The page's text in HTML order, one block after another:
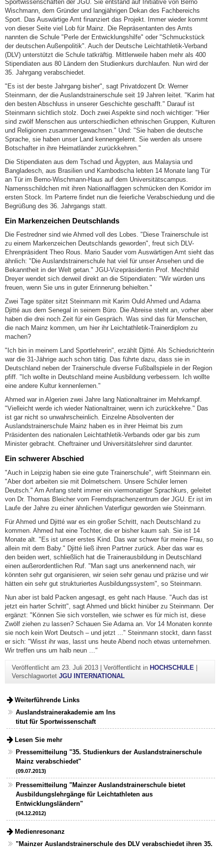
Sportwissenschaften der JGU. Sie entstand auf Initiative von Berno
Wischmann, dem Gründer und langjährigen Dekan des Fachbereichs
Sport. Das Auswärtige Amt finanziert das Projekt. Immer wieder kommt
von dieser Seite viel Lob für Mainz. Die Repräsentanten des Amts
nannten die Schule "Perle der Entwicklungshilfe" oder "Schmuckstück
der deutschen Außenpolitik". Auch der Deutsche Leichtathletik-Verband
(DLV) unterstützt die Schule tatkräftig. Mittlerweile haben mehr als 400
Stipendiaten aus 80 Ländern den Studienkurs durchlaufen. Nun wird der
35. Jahrgang verabschiedet.
"Es ist der beste Jahrgang bisher", sagt Privatdozent Dr. Werner
Steinmann, der die Auslandstrainerschule seit 19 Jahren leitet. "Karim hat
den besten Abschluss in unserer Geschichte geschafft." Darauf ist
Steinmann sichtlich stolz. Doch zwei Aspekte sind noch wichtiger: "Hier
sind zwölf Menschen aus unterschiedlichen ethnischen Gruppen, Kulturen
und Religionen zusammengewachsen." Und: "Sie haben die deutsche
Sprache, sie haben unser Land kennengelernt. Sie werden als unsere
Botschafter in ihre Heimatländer zurückkehren."
Die Stipendiaten aus dem Tschad und Ägypten, aus Malaysia und
Bangladesch, aus Brasilien und Kambodscha lebten 14 Monate lang Tür
an Tür im Berno-Wischmann-Haus auf dem Universitätscampus.
Namensschildchen mit ihren Nationalflaggen schmücken den Korridor im
ersten Stock. Im Parterre findet nun die feierliche Verabschiedung und die
Begrüßung des 36. Jahrgangs statt.
Ein Markenzeichen Deutschlands
Die Festredner sind wie Ahmed voll des Lobes. "Diese Trainerschule ist
zu einem Markenzeichen Deutschlands geworden", freut sich DLV-
Ehrenpräsident Theo Rous. Mario Sauder vom Auswärtigen Amt sieht das
ähnlich: "Die Auslandstrainerschule hat viel für unser Ansehen und die
Bekanntheit in der Welt getan." JGU-Vizepräsidentin Prof. Mechthild
Dreyer wendet sich derweil direkt an die Stipendiaten: "Wir würden uns
freuen, wenn Sie uns in guter Erinnerung behielten."
Zwei Tage später sitzt Steinmann mit Karim Ould Ahmed und Adama
Djitté aus dem Senegal in seinem Büro. Die Abreise steht an, vorher aber
haben die drei noch Zeit für ein Gespräch. Was sind das für Menschen,
die nach Mainz kommen, um hier ihr Leichtathletik-Trainerdiplom zu
machen?
"Ich bin in meinem Land Sportlehrerin", erzählt Djitté. Als Schiedsrichterin
war die 31-Jährige auch schon tätig. Das führte dazu, dass sie in
Deutschland neben der Trainerschule diverse Fußballspiele in der Region
pfiff. "Ich wollte in Deutschland meine Ausbildung verbessern. Ich wollte
eine andere Kultur kennenlernen."
Ahmed war in Algerien zwei Jahre lang Nationaltrainer im Mehrkampf.
"Vielleicht werde ich wieder Nationaltrainer, wenn ich zurückkehre." Das
ist gar nicht so unwahrscheinlich. Einzelne Absolventen der
Auslandstrainerschule Mainz haben es in ihrer Heimat bis zum
Präsidenten des nationalen Leichtathletik-Verbands oder gar bis zum
Minister gebracht. Cheftrainer und Universitätslehrer sind darunter.
Ein schwerer Abschied
"Auch in Leipzig haben sie eine gute Trainerschule", wirft Steinmann ein.
"Aber dort arbeiten sie mit Dolmetschern. Unsere Schüler lernen
Deutsch." Am Anfang steht immer ein viermonatiger Sprachkurs, geleitet
von Dr. Thomas Bleicher vom Fremdsprachenzentrum der JGU. Er ist im
Laufe der Jahre zu einer ähnlichen Vaterfigur geworden wie Steinmann.
Für Ahmed und Djitté war es ein großer Schritt, nach Deutschland zu
kommen. Ahmed hat eine Tochter, die er bisher kaum sah. Sie ist 14
Monate alt. "Es ist unser erstes Kind. Das war schwer für meine Frau, so
allein mit dem Baby." Djitté ließ ihren Partner zurück. Aber das war es
den beiden wert, schließlich hat die Trainerausbildung in Deutschland
einen außerordentlichen Ruf. "Man sagt uns anerkennend nach, wir
könnten sehr gut organisieren, wir seien sehr genau und präzise und wir
hätten ein sehr gut strukturiertes Ausbildungssystem", so Steinmann.
Nun aber ist bald Packen angesagt, es geht nach Hause. "Auch das ist
jetzt ein harter Schritt", sagt Ahmed und blickt hinüber zu Steinmann. Der
ergänzt: "Können Sie sich vorstellen, wie schwer es für mich ist, diese
Zwölf ziehen zu lassen? Schauen Sie Adama an. Vor 14 Monaten konnte
sie noch kein Wort Deutsch – und jetzt ..." Steinmann stockt, dann fasst
er sich: "Wisst ihr was, lasst uns heute Abend noch etwas unternehmen.
Wir treffen uns um halb neun …"
Veröffentlicht am 23. Juli 2013| Veröffentlicht in HOCHSCHULE|
Verschlagwortet JGU INTERNATIONAL
Weiterführende Links
Auslandstrainerakademie am Ins
titut für Sportwissenschaft
Lesen Sie mehr
Pressemitteilung "35. Studienkurs der Auslandstrainerschule
Mainz verabschiedet"
(09.07.2013)
Pressemitteilung "Mainzer Auslandstrainerschule bietet
Ausbildungslehrgänge für Leichtathleten aus
Entwicklungsländern"
(04.12.2012)
Medienresonanz
"Mainzer Auslandstrainerschule des DLV verabschiedet ihren 35.